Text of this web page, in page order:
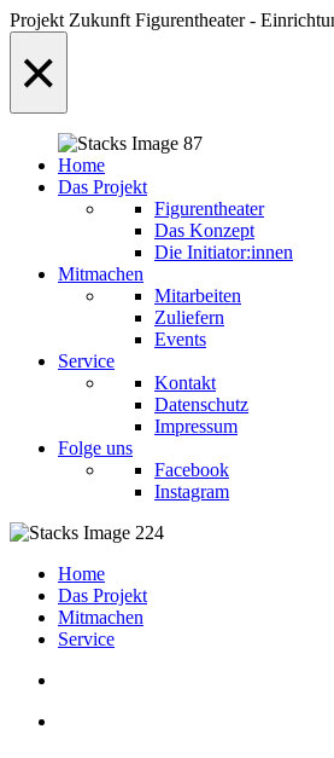
Projekt Zukunft Figurentheater -
×
Home
Das Projekt
Figurentheater
Das Konzept
Die Initiator:innen
Mitmachen
Mitarbeiten
Zuliefern
Events
Service
Kontakt
Datenschutz
Impressum
Folge uns
Facebook
Instagram
Home
Das Projekt
Mitmachen
Service